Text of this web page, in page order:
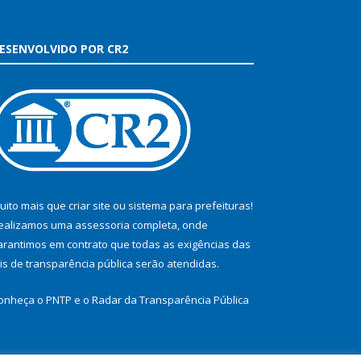
POR CR2
mais que criar site ou sistema para prefeituras!
uma assessoria completa, onde
em contrato que todas as exigências das
de transparência pública serão atendidas.
o PNTP e o Radar da Transparência Pública